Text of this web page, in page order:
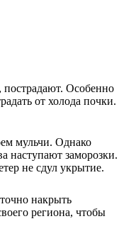
пострадают. Особенно
от холода почки.
мульчи. Однако
наступают заморозки.
не сдул укрытие.
накрыть
региона, чтобы